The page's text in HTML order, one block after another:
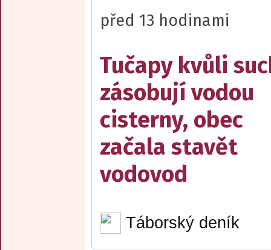
před 13 hodinami
Tučapy kvůli
zásobují vodou
cisterny, obec
začala stavět
vodovod
Táborský deník